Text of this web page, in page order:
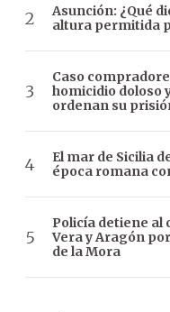
Asunción: ¿Qué
altura permitida
Caso
homicidio doloso
ordenan su
El mar de Sicilia
época romana
Policía detiene al
Vera y Aragón
de la Mora